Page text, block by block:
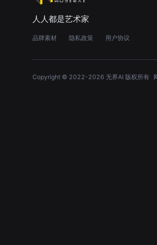
人人都是艺术家
品牌素材 隐私政策 用户协议
Copyright © 2022-2026 无界AI 版权所有